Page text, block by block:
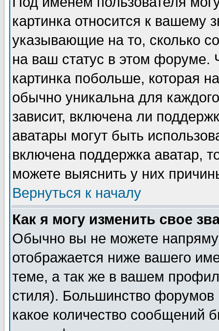
картинка относится к вашему
указывающие на то, сколько
на ваш статус в этом форуме.
картинка побольше, которая
обычно уникальна для
зависит, включена ли
аватары могут быть
включена поддержка аватар,
можете выяснить у них
Вернуться к началу
Как я могу изменить свое
Обычно вы не можете
отображается ниже вашего
теме, а так же в вашем
стиля). Большинство форумов
какое количество сообщений